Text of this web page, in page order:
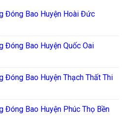
Đóng Bao Huyện Hoài Đức
Đóng Bao Huyện Quốc Oai
Đóng Bao Huyện Thạch Thất Thi
Đóng Bao Huyện Phúc Thọ Bền